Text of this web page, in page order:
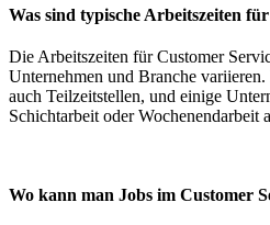
Was sind typische Arbeitszeiten
Die Arbeitszeiten für Customer
Unternehmen und Branche
auch Teilzeitstellen, und einige
Schichtarbeit oder Wochenendarbeit
Wo kann man Jobs im Customer